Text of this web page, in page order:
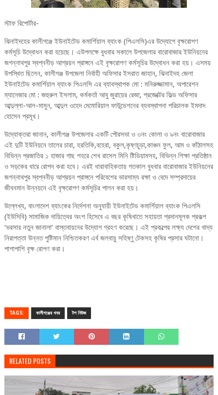
স্টাফ রিপোর্টার-
ঝিনাইদহের কালীগঞ্জে ইউনাইটেড কমার্শিয়াল ব্যাংক (পিএলসি)এর উদ্যোগে বৃক্ষরোপণ
কর্মসূচি উদ্বোধন করা হয়েছে। এউপলক্ষে বুধবার সকালে উপজেলার বারোবাজার ইউনিয়নের
জগন্নাথপুর স্বপ্ননীড় আশ্রয়ন প্রাঙ্গনে এই বৃক্ষরোপণ কর্মসূচির উদ্বোধন করা হয়। এসময়
উপস্থিত ছিলেন, কালীগঞ্জ উপজেলা নির্বাহী অফিসার ইসরাত জাহান, ঝিনাইদহ জেলা
ইউনাইটেড কমার্শিয়াল ব্যাংক পিএলসি এর ব্যাবস্থাপক মো : মনিরুজ্জামান, অপারেশন
ম্যানেজার মো : জহুরুল ইসলাম, কর্মকর্তা আবু জুরায়ের রেজা, প্রজেক্টের ফিল্ড অফিসার
আব্দুল্লা-আল-মামুন, আব্দুল ওহেদ মেমোরিয়াল ফাউন্ডেশনের ব্যবস্থাপনা পরিচালক ইমদাদ
হোসেন প্রমূখ।
উদ্যোক্তরা জানান, কালীগঞ্জ উপজেলার একটি পৌরসভা ও ৩নং কোলা ও ৯নং বারোবাজার
এই দুটি ইউনিয়নে তালের চারা, হরতিকি,বহেরা, বকুল,কৃষ্ণচুড়া,কাঞ্চন ফুল, আম ও কাঁঠালসহ
বিভিন্ন প্রজাতির ১ হাজার গাছ শহরে শেখ রাসেল মিনি ষ্টিডিয়ামসহ, বিভিন্ন শিক্ষা প্রতিষ্ঠান
ও সড়কের ধারে রোপন করা হবে। এরই ধারাবাহিকতায় গতকাল বুধবার বারোবাজার ইউনিয়নের
জগন্নাথপুর স্বপ্ননীড় আশ্রয়ন প্রাঙ্গনে পরিবেশের ভারসাম্য রক্ষা ও বেদে সম্প্রদায়ের
জীবনমান উন্নয়নে এই বৃক্ষরোপণ কর্মসূচির পালন করা হয়।
উল্লেখ্য, বাংলাদেশ ব্যাংকের নির্দেশনা অনুযায়ী ইউনাইটেড কমার্শিয়াল ব্যাংক পিএলসি
(ইউসিবি) সামাজিক দায়িত্বের অংশ হিসেবে এ বছর কৃষিখাতে সহায়তা প্রদানমূলক প্রকল্প
‘ভরসার নতুন জানালা’ বাস্তবায়নের উদ্যোগ গ্রহণ করেছে। এই প্রকল্পের লক্ষ্য দেশের খাদ্য
নিরাপত্তা উন্নত পুষ্টিমান নিশ্চিতকরণ এর্ব জলবায়ু সহিষ্ণু টেকসহ কৃষির প্রসার ঘটানো।
পাশাপাশি বৃক্ষ রোপণ করা।
TAGS: কালীগঞ্জের খবর টপ নিউজ
RELATED POSTS